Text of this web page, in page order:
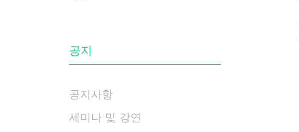
공지
공지사항
세미나 및 강연